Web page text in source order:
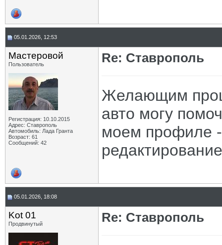
05.01.2026, 12:53
Мастеровой
Пользователь
Регистрация: 10.10.2015
Адрес: Ставрополь
Автомобиль: Лада Гранта
Возраст: 61
Сообщений: 42
Re: Ставрополь
Желающим
авто могу
моем профиле -
05.01.2026, 18:08
Kot 01
Продвинутый Re: Ставрополь